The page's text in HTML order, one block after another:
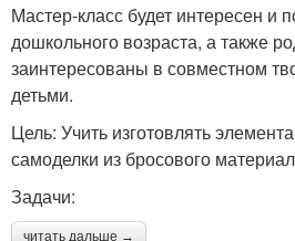
Мастер-класс будет интересен и
дошкольного возраста, а также
заинтересованы в совместном
детьми.
Цель: Учить изготовлять
самоделки из бросового
Задачи:
читать дальше →